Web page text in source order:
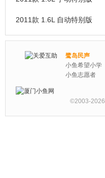
2011款 1.6L 自动特别版
鹭岛民声
小鱼希望小学
小鱼志愿者
©2003-2026